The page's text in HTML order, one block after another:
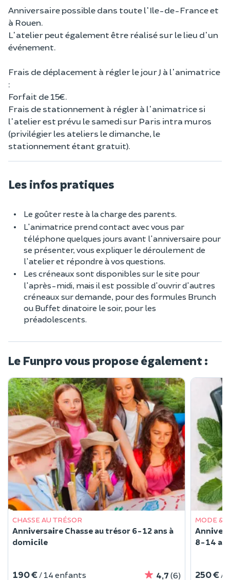
Anniversaire possible dans toute l'Ile-de-France et
à Rouen.
L'atelier peut également être réalisé sur le lieu d'un
événement.
Frais de déplacement à régler le jour J à l'animatrice
:
Forfait de 15€.
Frais de stationnement à régler à l'animatrice si
l'atelier est prévu le samedi sur Paris intra muros
(privilégier les ateliers le dimanche, le
stationnement étant gratuit).
Les infos pratiques
Le goûter reste à la charge des parents.
L'animatrice prend contact avec vous par
téléphone quelques jours avant l'anniversaire pour
se présenter, vous expliquer le déroulement de
l'atelier et répondre à vos questions.
Les créneaux sont disponibles sur le site pour
l'après-midi, mais il est possible d'ouvrir d'autres
créneaux sur demande, pour des formules Brunch
ou Buffet dinatoire le soir, pour les
préadolescents.
Le Funpro vous propose également :
CHASSE AU TRÉSOR
Anniversaire Chasse au trésor 6-12 ans à
domicile
190 € / 14 enfants 4,7 (6)
MODE &
8-14
250 € /